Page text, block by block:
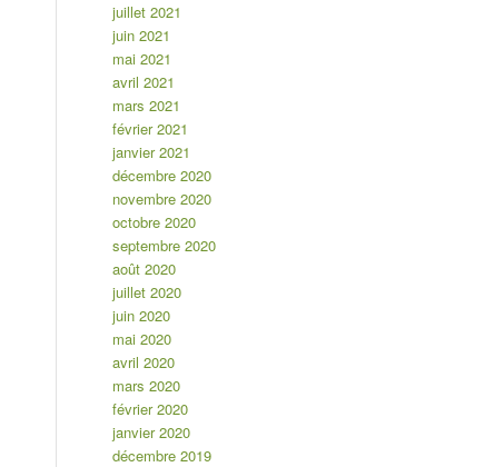
juillet 2021
juin 2021
mai 2021
avril 2021
mars 2021
février 2021
janvier 2021
décembre 2020
novembre 2020
octobre 2020
septembre 2020
août 2020
juillet 2020
juin 2020
mai 2020
avril 2020
mars 2020
février 2020
janvier 2020
décembre 2019